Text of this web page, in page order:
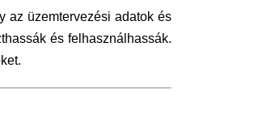
az üzemtervezési adatok és
és felhasználhassák.